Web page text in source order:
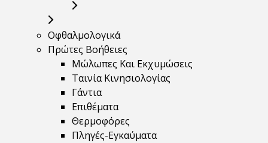
Οφθαλμολογικά
Πρώτες Βοήθειες
Μώλωπες Και Εκχυμώσεις
Ταινία Κινησιολογίας
Γάντια
Επιθέματα
Θερμοφόρες
Πληγές-Εγκαύματα